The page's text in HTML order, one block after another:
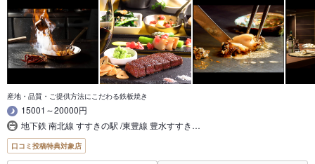
産地・品質・ご提供方法にこだわる鉄板焼き
15001～20000円
地下鉄 南北線 すすきの駅 /東豊線 豊水すすき…
口コミ投稿特典対象店